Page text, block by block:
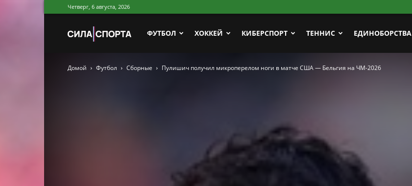
Четверг, 6 августа, 2026
Сила
Спорта
ФУТБОЛ ХОККЕЙ КИБЕРСПОРТ ТЕННИС ЕДИНОБОРСТВА
Домой Футбол Сборные Пулишич получил микроперелом ноги в матче США — Бельгия на ЧМ-2026